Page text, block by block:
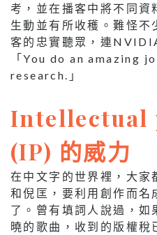
考，並在播客中將不同資
生動並有所收穫。難怪不
客的忠實聽眾，連
「You do an amazing
research.」
Intellectual
(IP) 的威力
在中文字的世界裡，大家
和倪匡，要利用創作而名
了。曾有填詞人說過，如
曉的歌曲，收到的版權稅